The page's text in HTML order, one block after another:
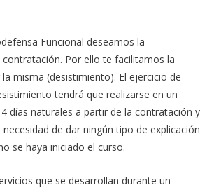
Funcional deseamos la
Por ello te facilitamos la
misma (desistimiento). El ejercicio de
tendrá que realizarse en un
días naturales a partir de la contratación y
de dar ningún tipo de explicación
se haya iniciado el curso.
que se desarrollan durante un